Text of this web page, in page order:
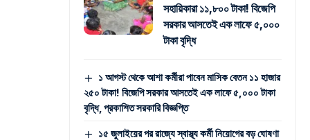
সহায়িকারা ১১,৮০০ টাকা! বিজেপি
সরকার আসতেই এক লাফে ৫,০০০
টাকা বৃদ্ধি
১ আগস্ট থেকে আশা কর্মীরা পাবেন মাসিক বেতন ১১ হাজার
২৫০ টাকা! বিজেপি সরকার আসতেই এক লাফে ৫,০০০ টাকা
বৃদ্ধি, প্রকাশিত সরকারি বিজ্ঞপ্তি
১৫ জুলাইয়ের পর রাজ্যে স্বাস্থ্য কর্মী নিয়োগের বড় ঘোষণা